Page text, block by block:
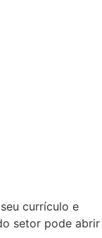
currículo e
setor pode abrir